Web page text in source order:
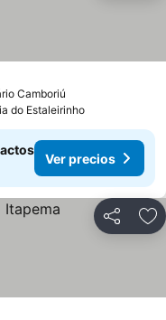
Camboriú
do Estaleirinho
Ver precios
Compartir